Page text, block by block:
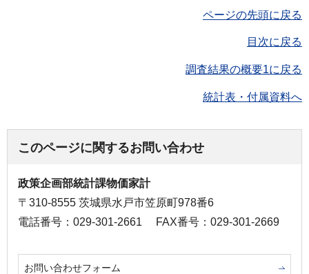
ページの先頭に戻る
目次に戻る
調査結果の概要1に戻る
統計表・付属資料へ
このページに関するお問い合わせ
政策企画部統計課物価家計
〒310-8555 茨城県水戸市笠原町978番6
電話番号：029-301-2661
FAX番号：029-301-2669
お問い合わせフォーム